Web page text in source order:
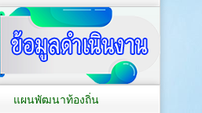
แผนพัฒนาท้องถิ่น